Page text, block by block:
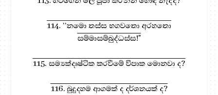
114. ‘‘නමො තස්ස භගවතො අරහතො
සම්මාසම්බුද්ධස්ස!"
115. සම්‍යක්දෘෂ්ටික කරවීමේ විපාක මොනවා ද?
116. බුදුදහම ආගමක් ද දර්ශනයක් ද?